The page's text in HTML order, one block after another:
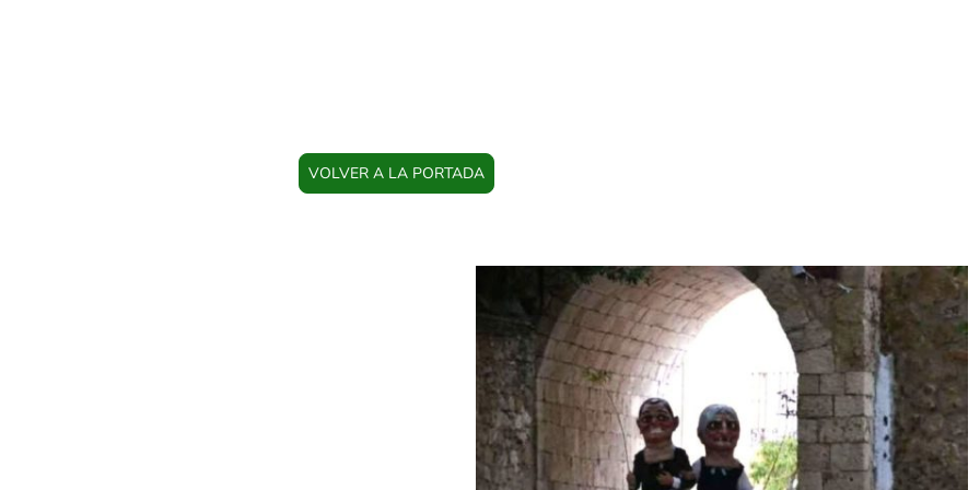
VOLVER A LA PORTADA